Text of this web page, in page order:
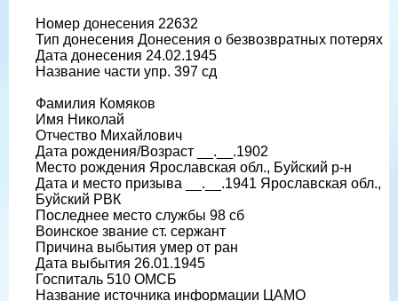
Номер донесения 22632
Тип донесения Донесения о безвозвратных потерях
Дата донесения 24.02.1945
Название части упр. 397 сд
Фамилия Комяков
Имя Николай
Отчество Михайлович
Дата рождения/Возраст __.__.1902
Место рождения Ярославская обл., Буйский р-н
Дата и место призыва __.__.1941 Ярославская обл.,
Буйский РВК
Последнее место службы 98 сб
Воинское звание ст. сержант
Причина выбытия умер от ран
Дата выбытия 26.01.1945
Госпиталь 510 ОМСБ
Название источника информации ЦАМО